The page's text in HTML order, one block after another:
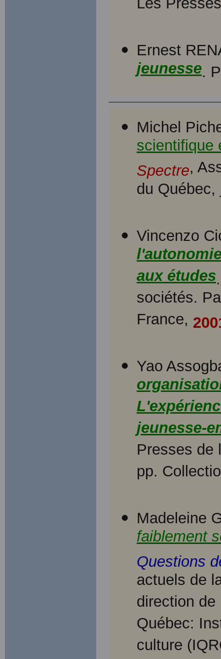
Les
Ernest
jeunesse.
Michel
scientifique
Spectre,
du
Vincenzo
aux études
sociétés.
France,
Yao
jeunesse-
Presses
pp.
Madeleine
faiblement
Questions
actuels de
direction
Québec:
culture